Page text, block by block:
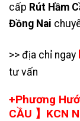
cấp Rút Hầm
Đồng Nai
>> địa chỉ ngay
tư vấn
+Phương
CẦU 】KCN